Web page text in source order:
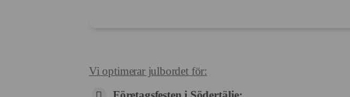
Vi optimerar julbordet för: